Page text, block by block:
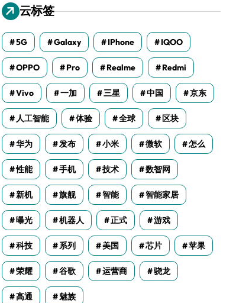
云标签
5G Galaxy IPhone IQOO
OPPO Pro Realme Redmi
Vivo 一加 三星 中国 京东
人工智能 体验 全球 区块
华为 发布 小米 微软 怎么
性能 手机 技术 数智网
新机 旗舰 智能 智能家居
曝光 机器人 正式 游戏
科技 系列 美国 芯片 苹果
荣耀 谷歌 运营商 骁龙
高通 魅族